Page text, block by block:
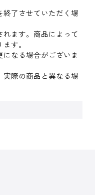
了させていただく場
ます。商品によって
す。
なる場合がございま
際の商品と異なる場